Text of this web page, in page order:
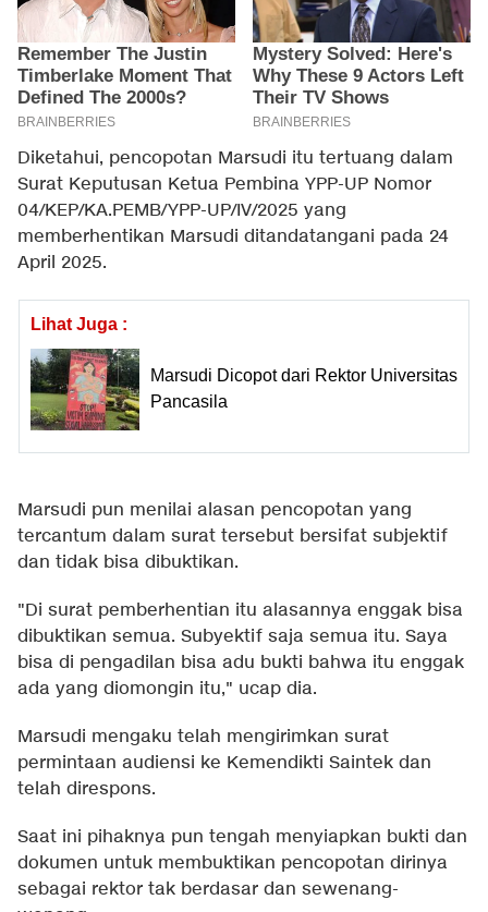
Diketahui, pencopotan Marsudi itu tertuang dalam
Surat Keputusan Ketua Pembina YPP-UP Nomor
04/KEP/KA.PEMB/YPP-UP/IV/2025 yang
memberhentikan Marsudi ditandatangani pada 24
April 2025.
Lihat Juga :
Marsudi Dicopot dari Rektor Universitas
Pancasila
Marsudi pun menilai alasan pencopotan yang
tercantum dalam surat tersebut bersifat subjektif
dan tidak bisa dibuktikan.
"Di surat pemberhentian itu alasannya enggak bisa
dibuktikan semua. Subyektif saja semua itu. Saya
bisa di pengadilan bisa adu bukti bahwa itu enggak
ada yang diomongin itu," ucap dia.
Marsudi mengaku telah mengirimkan surat
permintaan audiensi ke Kemendikti Saintek dan
telah direspons.
Saat ini pihaknya pun tengah menyiapkan bukti dan
dokumen untuk membuktikan pencopotan dirinya
sebagai rektor tak berdasar dan sewenang-